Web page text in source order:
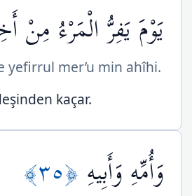
يَوْمَ يَفِرُّ الْمَرْءُ مِنْ
yefirrul mer’u min ahîhi.
kaçar.
وَأُمِّهِ وَأَبِيهِ ﴿٣٥﴾